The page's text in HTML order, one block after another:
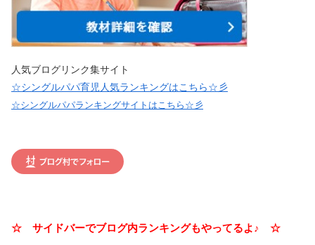
人気ブログリンク集サイト
☆シングルパパ育児人気ランキングはこちら☆彡
☆シングルパパランキングサイトはこちら☆彡
☆ サイドバーでブログ内ランキングもやってるよ♪ ☆